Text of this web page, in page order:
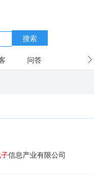
搜索
问答
信息产业有限公司